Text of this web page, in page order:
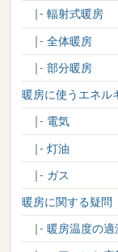
|- 輻射式暖房
|- 全体暖房
|- 部分暖房
暖房に使うエネル
|- 電気
|- 灯油
|- ガス
暖房に関する疑問
|- 暖房温度の適